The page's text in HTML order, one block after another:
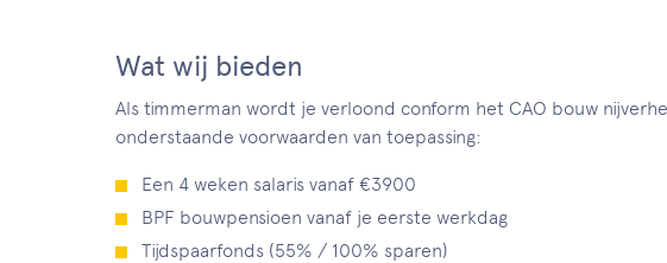
Wat wij bieden
Als timmerman wordt je verloond conform het CAO bouw
onderstaande voorwaarden van toepassing:
Een 4 weken salaris vanaf €3900
BPF bouwpensioen vanaf je eerste werkdag
Tijdspaarfonds (55% / 100% sparen)